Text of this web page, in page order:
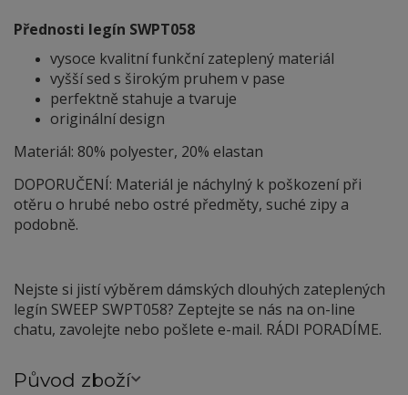
Přednosti legín SWPT058
vysoce kvalitní funkční zateplený materiál
vyšší sed s širokým pruhem v pase
perfektně stahuje a tvaruje
originální design
Materiál: 80% polyester, 20% elastan
DOPORUČENÍ: Materiál je náchylný k poškození při
otěru o hrubé nebo ostré předměty, suché zipy a
podobně.
Nejste si jistí výběrem dámských dlouhých zateplených
legín SWEEP SWPT058? Zeptejte se nás na on-line
chatu, zavolejte nebo pošlete e-mail. RÁDI PORADÍME.
Původ zboží